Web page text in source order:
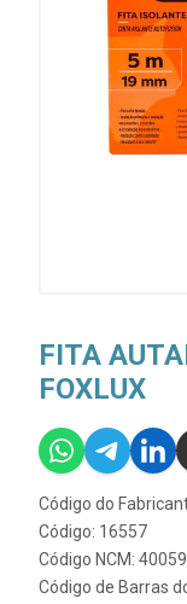
FITA
FOXLUX
Código do
Código: 16557
Código NCM:
Código de Barras